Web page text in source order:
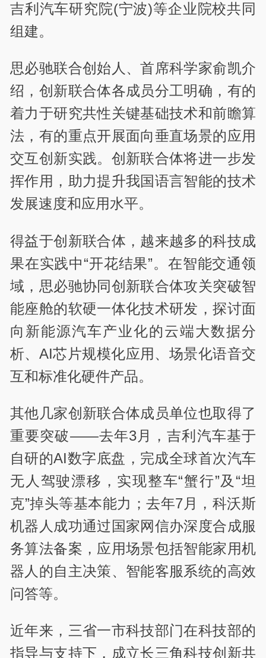
吉利汽车研究院(宁波)等企业院校共同
组建。
思必驰联合创始人、首席科学家俞凯介
绍，创新联合体各成员分工明确，有的
着力于研究共性关键基础技术和前瞻算
法，有的重点开展面向垂直场景的应用
交互创新实践。创新联合体将进一步发
挥作用，助力提升我国语言智能的技术
发展速度和应用水平。
得益于创新联合体，越来越多的科技成
果在实践中“开花结果”。在智能交通领
域，思必驰协同创新联合体攻关突破智
能座舱的软硬一体化技术研发，探讨面
向新能源汽车产业化的云端大数据分
析、AI芯片规模化应用、场景化语音交
互和标准化硬件产品。
其他几家创新联合体成员单位也取得了
重要突破——去年3月，吉利汽车基于
自研的AI数字底盘，完成全球首次汽车
无人驾驶漂移，实现整车“蟹行”及“坦
克”掉头等基本能力；去年7月，科沃斯
机器人成功通过国家网信办深度合成服
务算法备案，应用场景包括智能家用机
器人的自主决策、智能客服系统的高效
问答等。
近年来，三省一市科技部门在科技部的
指导与支持下，成立长三角科技创新共